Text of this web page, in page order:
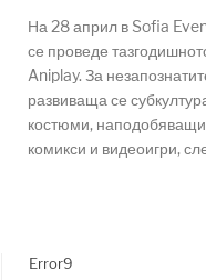
На 28 април в Sofia
се проведе
Aniplay. За
развиваща се
костюми,
комикси и видеоигри,
Error9